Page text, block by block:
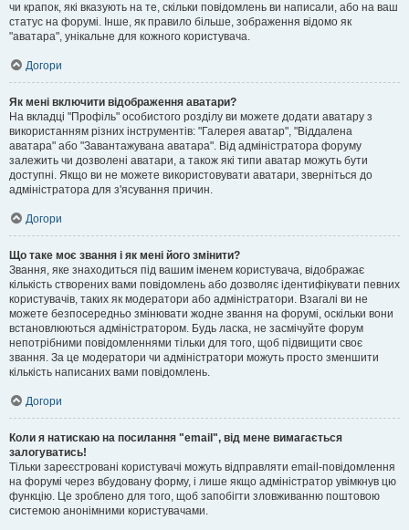
чи крапок, які вказують на те, скільки повідомлень ви написали, або на ваш
статус на форумі. Інше, як правило більше, зображення відомо як
"аватара", унікальне для кожного користувача.
Догори
Як мені включити відображення аватари?
На вкладці "Профіль" особистого розділу ви можете додати аватару з
використанням різних інструментів: "Галерея аватар", "Віддалена
аватара" або "Завантажувана аватара". Від адміністратора форуму
залежить чи дозволені аватари, а також які типи аватар можуть бути
доступні. Якщо ви не можете використовувати аватари, зверніться до
адміністратора для з'ясування причин.
Догори
Що таке моє звання і як мені його змінити?
Звання, яке знаходиться під вашим іменем користувача, відображає
кількість створених вами повідомлень або дозволяє ідентифікувати певних
користувачів, таких як модератори або адміністратори. Взагалі ви не
можете безпосередньо змінювати жодне звання на форумі, оскільки вони
встановлюються адміністратором. Будь ласка, не засмічуйте форум
непотрібними повідомленнями тільки для того, щоб підвищити своє
звання. За це модератори чи адміністратори можуть просто зменшити
кількість написаних вами повідомлень.
Догори
Коли я натискаю на посилання "email", від мене вимагається
залогуватись!
Тільки зареєстровані користувачі можуть відправляти email-повідомлення
на форумі через вбудовану форму, і лише якщо адміністратор увімкнув цю
функцію. Це зроблено для того, щоб запобігти зловживанню поштовою
системою анонімними користувачами.